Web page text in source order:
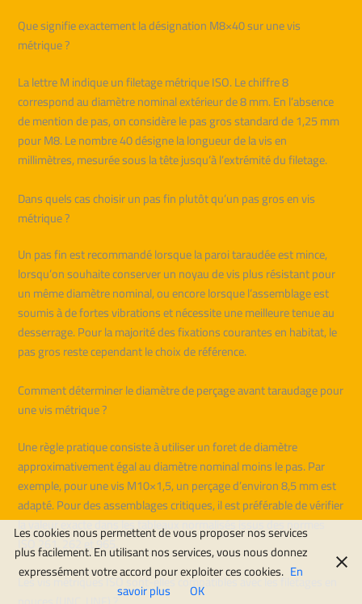
Que signifie exactement la désignation M8×40 sur une vis
métrique ?
La lettre M indique un filetage métrique ISO. Le chiffre 8
correspond au diamètre nominal extérieur de 8 mm. En l’absence
de mention de pas, on considère le pas gros standard de 1,25 mm
pour M8. Le nombre 40 désigne la longueur de la vis en
millimètres, mesurée sous la tête jusqu’à l’extrémité du filetage.
Dans quels cas choisir un pas fin plutôt qu’un pas gros en vis
métrique ?
Un pas fin est recommandé lorsque la paroi taraudée est mince,
lorsqu’on souhaite conserver un noyau de vis plus résistant pour
un même diamètre nominal, ou encore lorsque l’assemblage est
soumis à de fortes vibrations et nécessite une meilleure tenue au
desserrage. Pour la majorité des fixations courantes en habitat, le
pas gros reste cependant le choix de référence.
Comment déterminer le diamètre de perçage avant taraudage pour
une vis métrique ?
Une règle pratique consiste à utiliser un foret de diamètre
approximativement égal au diamètre nominal moins le pas. Par
exemple, pour une vis M10×1,5, un perçage d’environ 8,5 mm est
adapté. Pour des assemblages critiques, il est préférable de vérifier
la valeur exacte dans les tableaux normalisés issus des normes
ISO 261, 262 et 965.
Les vis métriques ISO sont-elles compatibles avec les filetages en
Les cookies nous permettent de vous proposer nos services
plus facilement. En utilisant nos services, vous nous donnez
expressément votre accord pour exploiter ces cookies. En
savoir plus
OK